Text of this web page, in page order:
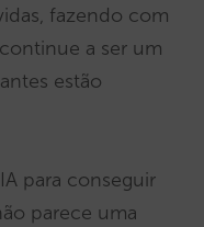
fazendo com
a ser um
estão
para conseguir
parece uma